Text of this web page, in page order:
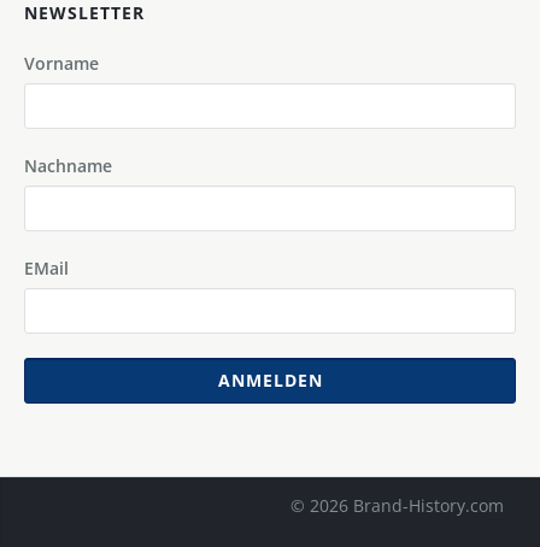
NEWSLETTER
Vorname
Nachname
EMail
ANMELDEN
© 2026 Brand-History.com